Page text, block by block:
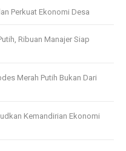
Perkuat Ekonomi Desa
Ribuan Manajer Siap
Merah Putih Bukan Dari
Kemandirian Ekonomi